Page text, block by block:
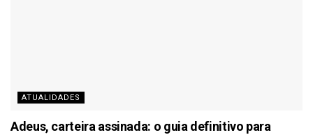
ATUALIDADES
Adeus, carteira assinada: o guia definitivo para